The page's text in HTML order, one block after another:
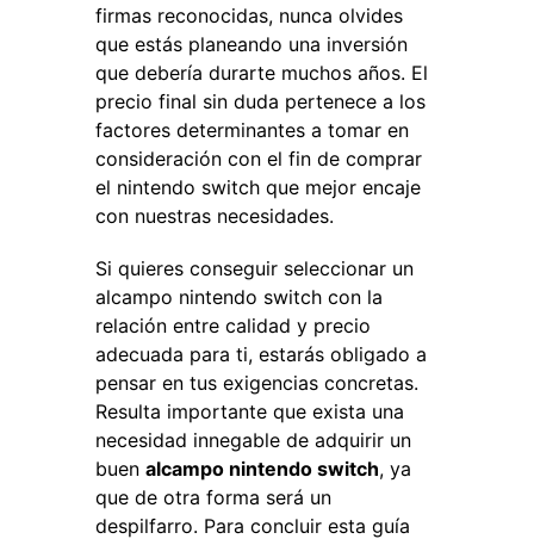
firmas reconocidas, nunca olvides
que estás planeando una inversión
que debería durarte muchos años. El
precio final sin duda pertenece a los
factores determinantes a tomar en
consideración con el fin de comprar
el nintendo switch que mejor encaje
con nuestras necesidades.
Si quieres conseguir seleccionar un
alcampo nintendo switch con la
relación entre calidad y precio
adecuada para ti, estarás obligado a
pensar en tus exigencias concretas.
Resulta importante que exista una
necesidad innegable de adquirir un
buen alcampo nintendo switch, ya
que de otra forma será un
despilfarro. Para concluir esta guía